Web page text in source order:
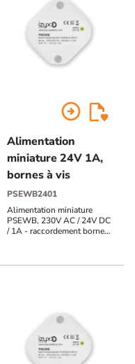
arrow_circle_right
Alimentation
miniature 24V 1A,
bornes à vis
PSEWB2401
Alimentation miniature
PSEWB, 230V AC / 24V DC
/ 1A - raccordement bornes